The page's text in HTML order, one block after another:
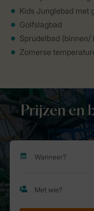
Kids Junglebad met
Golfslagbad
Sprudelbad (binnen/
Zomerse
Prijzen en